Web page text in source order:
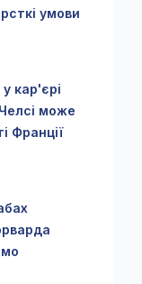
умови
кар'єрі
може
Франції